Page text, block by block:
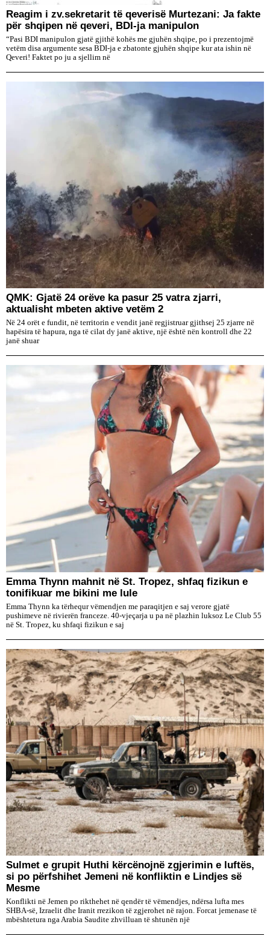
Reagim i zv.sekretarit të qeverisë Murtezani: Ja fakte
për shqipen në qeveri, BDI-ja manipulon
“Pasi BDI manipulon gjatë gjithë kohës me gjuhën shqipe, po i prezentojmë
vetëm disa argumente sesa BDI-ja e zbatonte gjuhën shqipe kur ata ishin në
Qeveri! Faktet po ju a sjellim në
QMK: Gjatë 24 orëve ka pasur 25 vatra zjarri,
aktualisht mbeten aktive vetëm 2
Në 24 orët e fundit, në territorin e vendit janë regjistruar gjithsej 25 zjarre në
hapësira të hapura, nga të cilat dy janë aktive, një është nën kontroll dhe 22
janë shuar
Emma Thynn mahnit në St. Tropez, shfaq fizikun e
tonifikuar me bikini me lule
Emma Thynn ka tërhequr vëmendjen me paraqitjen e saj verore gjatë
pushimeve në rivierën franceze. 40-vjeçarja u pa në plazhin luksoz Le Club 55
në St. Tropez, ku shfaqi fizikun e saj
Sulmet e grupit Huthi kërcënojnë zgjerimin e luftës,
si po përfshihet Jemeni në konfliktin e Lindjes së
Mesme
Konflikti në Jemen po rikthehet në qendër të vëmendjes, ndërsa lufta mes
SHBA-së, Izraelit dhe Iranit rrezikon të zgjerohet në rajon. Forcat jemenase të
mbështetura nga Arabia Saudite zhvilluan të shtunën një